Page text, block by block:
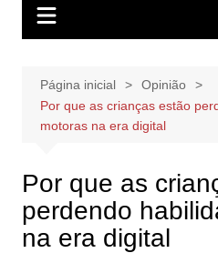
Página inicial
Opinião
Por que as crianças estão
motoras na era digital
Por que as
perdendo
na era digital